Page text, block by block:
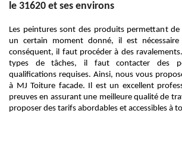
le 31620 et ses environs
Les peintures sont des produits permettant
un certain moment donné, il est
conséquent, il faut procéder à des
types de tâches, il faut contacter des
qualifications requises. Ainsi, nous vous
à MJ Toiture facade. Il est un excellent
preuves en assurant une meilleure qualité de
proposer des tarifs abordables et accessibles à